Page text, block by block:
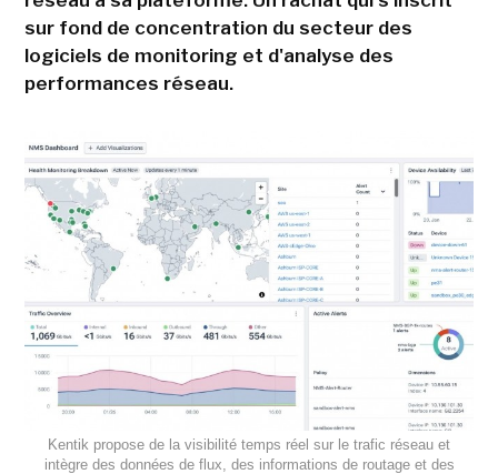
sur fond de concentration du secteur des
logiciels de monitoring et d'analyse des
performances réseau.
Kentik propose de la visibilité temps réel sur le trafic réseau et
intègre des données de flux, des informations de routage et des